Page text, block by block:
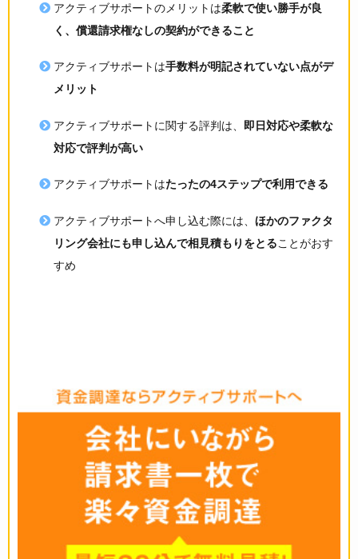
アクティブサポートのメリットは柔軟で使い勝手が良
く、償還請求権なしの契約ができること
アクティブサポートは手数料が明記されていない点がデ
メリット
アクティブサポートに関する評判は、
即日対応や柔軟な
対応で評判が高い
アクティブサポートはたったの4ステップで利用できる
アクティブサポートへ申し込む際には、 ほかのファクタ
リング会社にも申し込んで相見積もりをとることがおす
すめ